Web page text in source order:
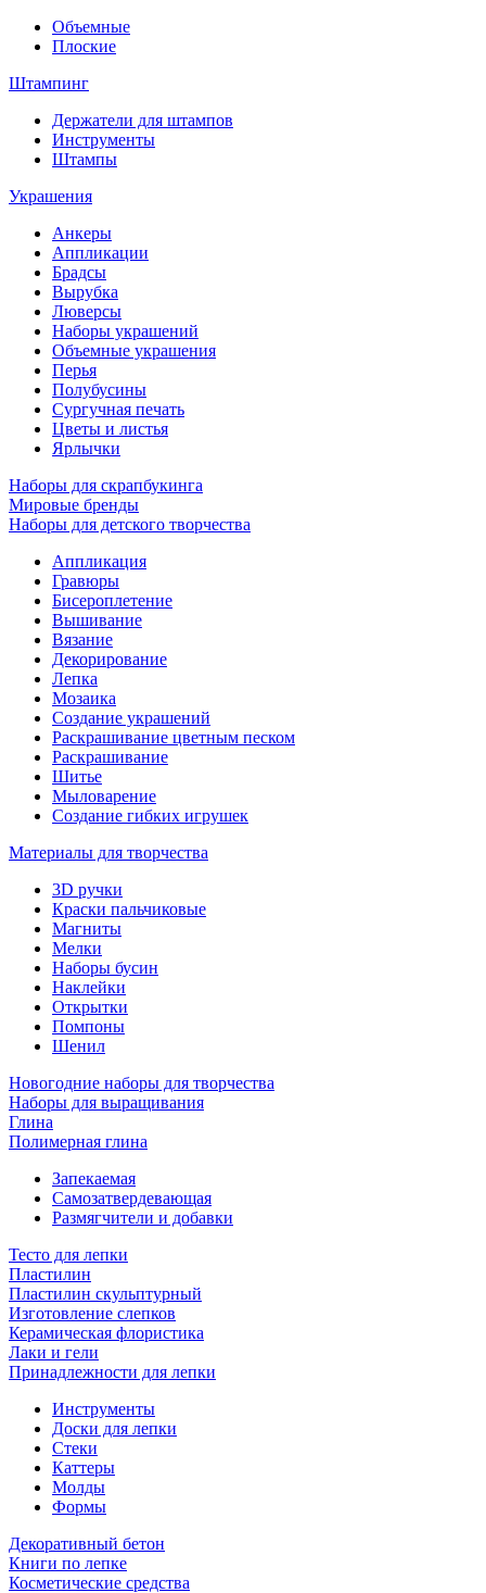
Объемные
Плоские
Штампинг
Держатели для штампов
Инструменты
Штампы
Украшения
Анкеры
Аппликации
Брадсы
Вырубка
Люверсы
Наборы украшений
Объемные украшения
Перья
Полубусины
Сургучная печать
Цветы и листья
Ярлычки
Наборы для скрапбукинга
Мировые бренды
Наборы для детского творчества
Аппликация
Гравюры
Бисероплетение
Вышивание
Вязание
Декорирование
Лепка
Мозаика
Создание украшений
Раскрашивание цветным песком
Раскрашивание
Шитье
Мыловарение
Создание гибких игрушек
Материалы для творчества
3D ручки
Краски пальчиковые
Магниты
Мелки
Наборы бусин
Наклейки
Открытки
Помпоны
Шенил
Новогодние наборы для творчества
Наборы для выращивания
Глина
Полимерная глина
Запекаемая
Самозатвердевающая
Размягчители и добавки
Тесто для лепки
Пластилин
Пластилин скульптурный
Изготовление слепков
Керамическая флористика
Лаки и гели
Принадлежности для лепки
Инструменты
Доски для лепки
Стеки
Каттеры
Молды
Формы
Декоративный бетон
Книги по лепке
Косметические средства